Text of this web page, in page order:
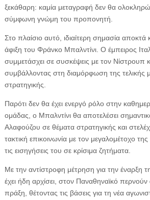
ξεκάθαρη: καμία μεταγραφή δεν θα
σύμφωνη γνώμη του προπονητή.
Στο πλαίσιο αυτό, ιδιαίτερη σημασία αποκτά
άφιξη του Φράνκο Μπαλντίνι. Ο έμπειρος
συμμετάσχει σε συσκέψεις με τον Νίστρουπ
συμβάλλοντας στη διαμόρφωση της τελικής
στρατηγικής.
Παρότι δεν θα έχει ενεργό ρόλο στην
ομάδας, ο Μπαλντίνι θα αποτελέσει
Αλαφούζου σε θέματα στρατηγικής και
τακτική επικοινωνία με τον μεγαλομέτοχο
τις εισηγήσεις του σε κρίσιμα ζητήματα.
Με την αντίστροφη μέτρηση για την έναρξη
έχει ήδη αρχίσει, στον Παναθηναϊκό
πράξη, θέτοντας τις βάσεις για τη νέα